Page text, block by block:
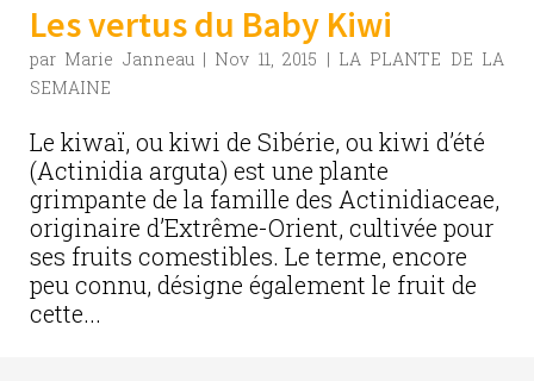
Les vertus du Baby Kiwi
par Marie Janneau| Nov 11, 2015 | LA PLANTE DE LA
SEMAINE
Le kiwaï, ou kiwi de Sibérie, ou kiwi d’été
(Actinidia arguta) est une plante
grimpante de la famille des Actinidiaceae,
originaire d’Extrême-Orient, cultivée pour
ses fruits comestibles. Le terme, encore
peu connu, désigne également le fruit de
cette...